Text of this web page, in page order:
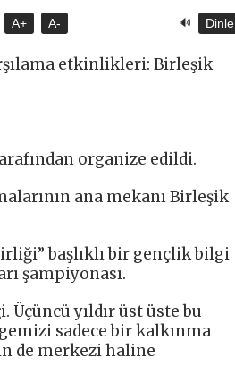
A+ A- 🔊 Dinle
etkinlikleri: Birleşik
organize edildi.
ana mekanı Birleşik
başlıklı bir gençlik bilgi
şampiyonası.
yıldır üst üste bu
sadece bir kalkınma
de merkezi haline